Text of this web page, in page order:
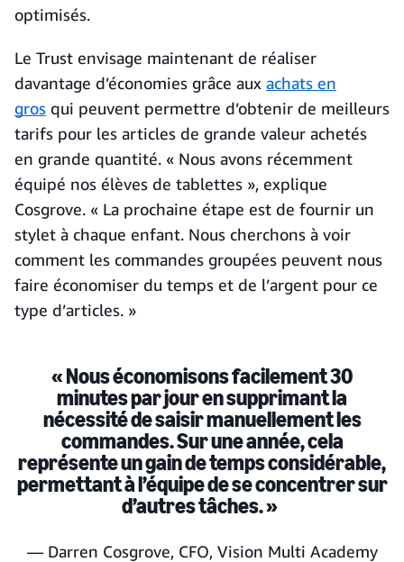
optimisés.
Le Trust envisage maintenant de réaliser
davantage d’économies grâce aux achats en
gros qui peuvent permettre d’obtenir de meilleurs
tarifs pour les articles de grande valeur achetés
en grande quantité. « Nous avons récemment
équipé nos élèves de tablettes », explique
Cosgrove. « La prochaine étape est de fournir un
stylet à chaque enfant. Nous cherchons à voir
comment les commandes groupées peuvent nous
faire économiser du temps et de l’argent pour ce
type d’articles. »
« Nous économisons facilement 30
minutes par jour en supprimant la
nécessité de saisir manuellement les
commandes. Sur une année, cela
représente un gain de temps considérable,
permettant à l’équipe de se concentrer sur
d’autres tâches. »
— Darren Cosgrove, CFO, Vision Multi Academy